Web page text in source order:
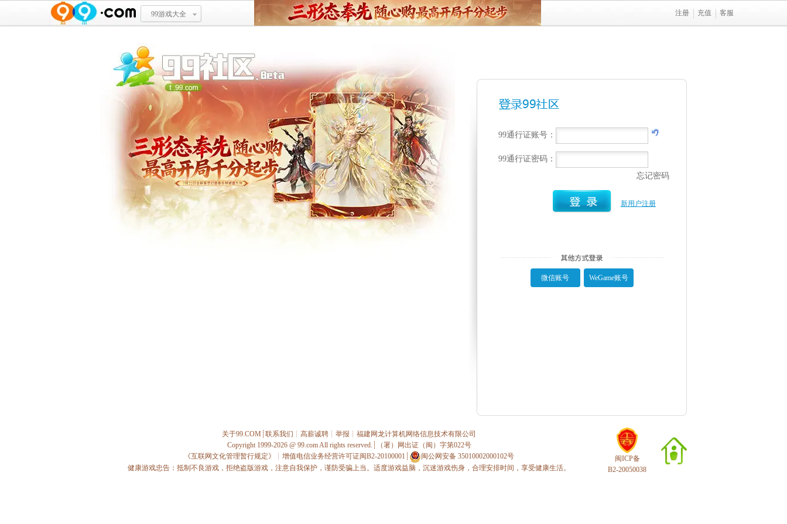
99游戏大全 注册 充值 客服
99通行证账号：
99通行证密码：
忘记密码
新用户注册
微信账号 WeGame账号
关于99.COM ┊ 联系我们 ┊ 高薪诚聘 ┊ 举报 ┊ 福建网龙计算机网络信息技术有限公司
Copyright 1999-2026 @ 99.comAll rights reserved.┊（署）网出证（闽）字第022号
《互联网文化管理暂行规定》
┊ 增值电信业务经营许可证闽B2-20100001 ┊
闽公网安备 35010002000102号
健康游戏忠告：抵制不良游戏，拒绝盗版游戏，注意自我保护，谨防受骗上当。适度游戏益脑，沉迷游戏伤身，合理安排时间，享受健康生活。
闽ICP备
B2-20050038